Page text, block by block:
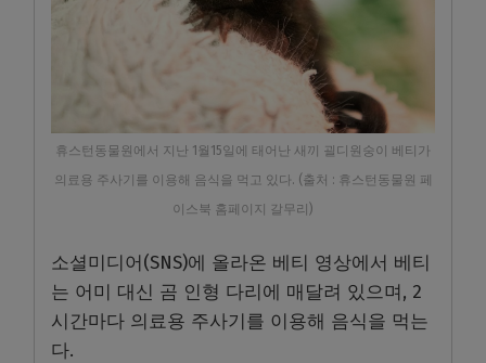
휴스턴동물원에서 지난 1월15일에 태어난 새끼 괼디원숭이 베티가
의료용 주사기를 이용해 음식을 먹고 있다. (출처 : 휴스턴동물원 페
이스북 홈페이지 갈무리)
소셜미디어(SNS)에 올라온 베티 영상에서 베티
는 어미 대신 곰 인형 다리에 매달려 있으며, 2
시간마다 의료용 주사기를 이용해 음식을 먹는
다.